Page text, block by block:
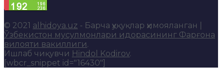
© 2021 alhidoya.uz - Барча ҳуқуқлар ҳимояланган |
Ўзбекистон мусулмонлари идорасининг Фарғона
вилояти вакиллиги.
Ишлаб чиқувчи Hindol Kodirov.
[wbcr_snippet id="16430"]